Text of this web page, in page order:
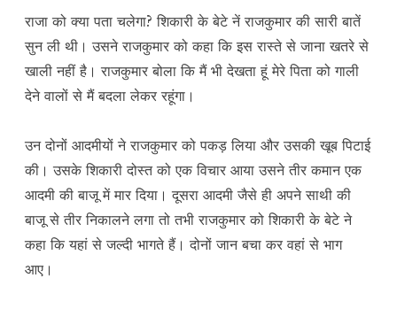
राजा को क्या पता चलेगा? शिकारी के बेटे नें राजकुमार की सारी बातें
सुन ली थी। उसने राजकुमार को कहा कि इस रास्ते से जाना खतरे से
खाली नहीं है। राजकुमार बोला कि मैं भी देखता हूं मेरे पिता को गाली
देने वालों से मैं बदला लेकर रहूंगा।
उन दोनों आदमीयों ने राजकुमार को पकड़ लिया और उसकी खूब पिटाई
की। उसके शिकारी दोस्त को एक विचार आया उसने तीर कमान एक
आदमी की बाजू में मार दिया। दूसरा आदमी जैसे ही अपने साथी की
बाजू से तीर निकालने लगा तो तभी राजकुमार को शिकारी के बेटे ने
कहा कि यहां से जल्दी भागते हैं। दोनों जान बचा कर वहां से भाग
आए।